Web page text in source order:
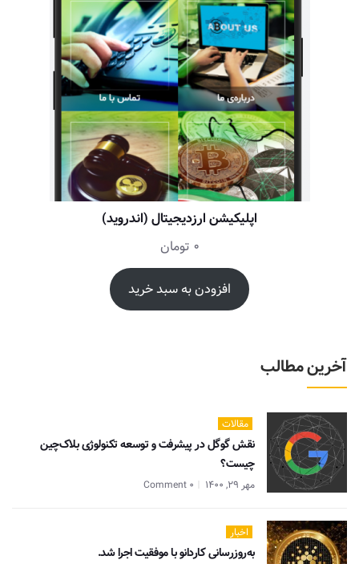
اپلیکیشن ارزدیجیتال (اندروید)
0 تومان
افزودن به سبد خرید
آخرین مطالب
مقالات
نقش گوگل در پیشرفت و توسعه تکنولوژی بلاک‌چین
چیست؟
مهر 29, 1400 0 Comment
اخبار
به‌روزرسانی کاردانو با موفقیت اجرا شد.